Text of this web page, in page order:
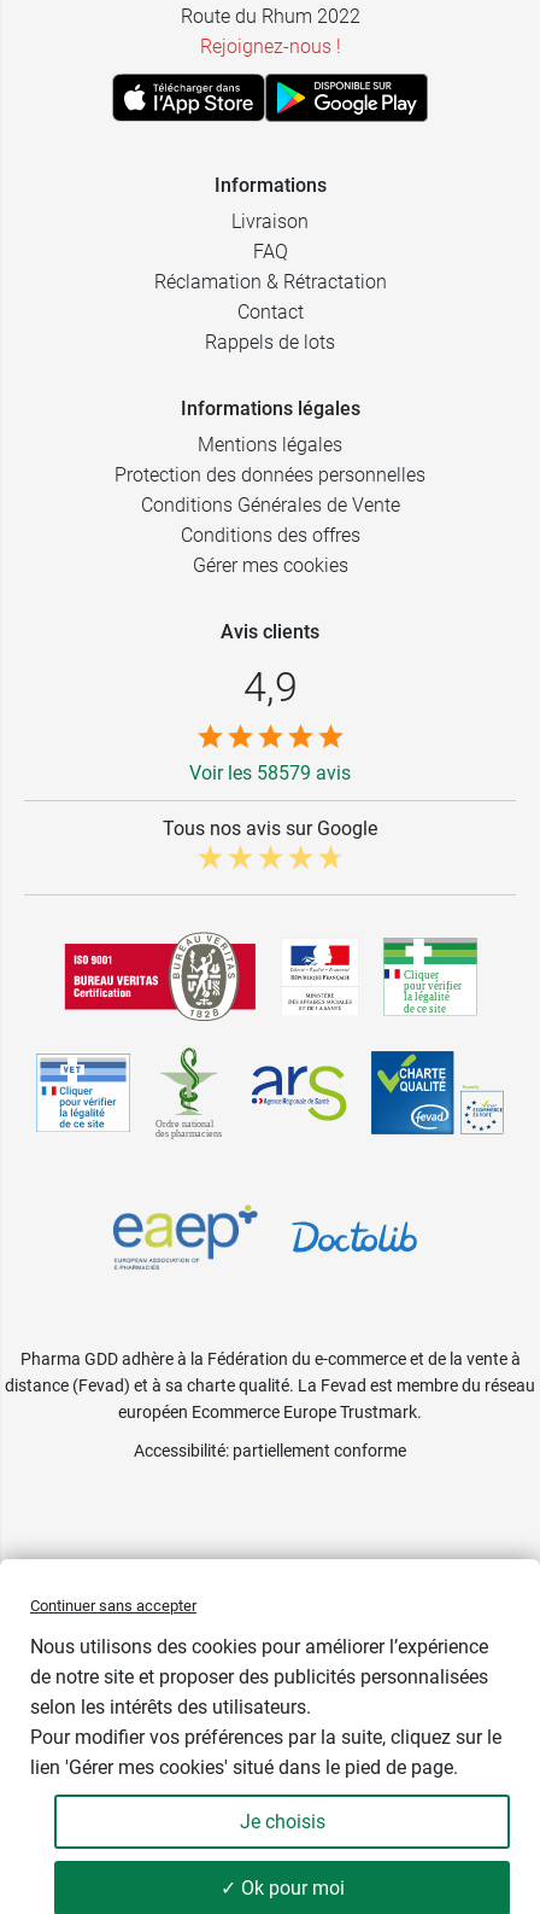
- +
Route du Rhum 2022
Rejoignez-nous !
Informations
Livraison
FAQ
Réclamation & Rétractation
Contact
Rappels de lots
Informations légales
Mentions légales
Protection des données personnelles
Conditions Générales de Vente
Conditions des offres
Gérer mes cookies
Avis clients
4,9
Voir les 58579 avis
Tous nos avis sur Google
Pharma GDD adhère à la Fédération du e-commerce et de la vente à
distance (Fevad) et à sa charte qualité. La Fevad est membre du réseau
européen Ecommerce Europe Trustmark.
Accessibilité: partiellement conforme
Continuer sans accepter
Nous utilisons des cookies pour améliorer l’expérience
de notre site et proposer des publicités personnalisées
selon les intérêts des utilisateurs.
Pour modifier vos préférences par la suite, cliquez sur le
lien 'Gérer mes cookies' situé dans le pied de page.
Je choisis
✓ Ok pour moi